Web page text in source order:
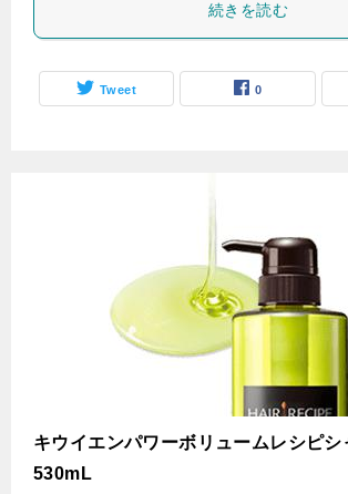
続きを読む
Tweet 0
キウイエンパワーボリュームレシピシ
530mL